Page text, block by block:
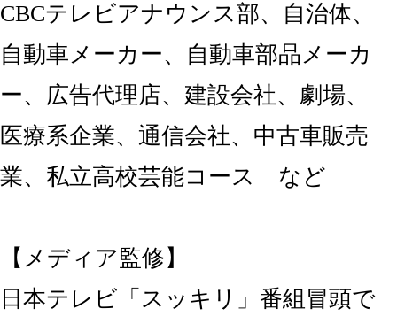
CBCテレビアナウンス部、自治体、
自動車メーカー、自動車部品メーカ
ー、広告代理店、建設会社、劇場、
医療系企業、通信会社、中古車販売
業、私立高校芸能コース など
【メディア監修】
日本テレビ「スッキリ」番組冒頭で